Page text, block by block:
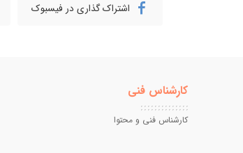
اشتراک گذاری در فیسبوک
کارشناس فنی
کارشناس فنی و محتوا